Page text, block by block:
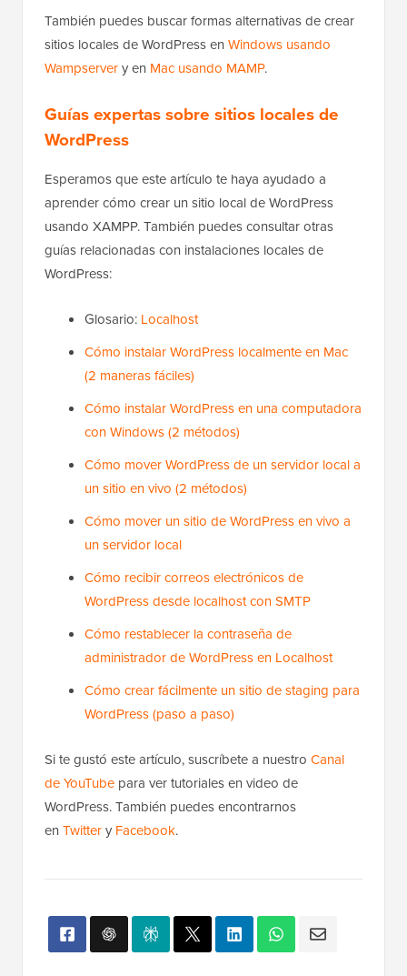
También puedes buscar formas alternativas de crear
sitios locales de WordPress en Windows usando
Wampservery en Mac usando MAMP.
Guías expertas sobre sitios locales de
WordPress
Esperamos que este artículo te haya ayudado a
aprender cómo crear un sitio local de WordPress
usando XAMPP. También puedes consultar otras
guías relacionadas con instalaciones locales de
WordPress:
Glosario: Localhost
Cómo instalar WordPress localmente en Mac
(2 maneras fáciles)
Cómo instalar WordPress en una computadora
con Windows (2 métodos)
Cómo mover WordPress de un servidor local a
un sitio en vivo (2 métodos)
Cómo mover un sitio de WordPress en vivo a
un servidor local
Cómo recibir correos electrónicos de
WordPress desde localhost con SMTP
Cómo restablecer la contraseña de
administrador de WordPress en Localhost
Cómo crear fácilmente un sitio de staging para
WordPress (paso a paso)
Si te gustó este artículo, suscríbete a nuestro Canal
de YouTube para ver tutoriales en video de
WordPress. También puedes encontrarnos
en Twittery Facebook.